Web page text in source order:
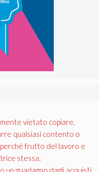
vietato copiare,
qualsiasi contento o
frutto del lavoro e
stessa.
un guadagno dagli acquisti